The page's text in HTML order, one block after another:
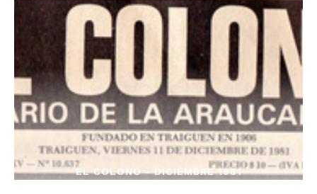
EL COLONO - DICIEMBRE 1981